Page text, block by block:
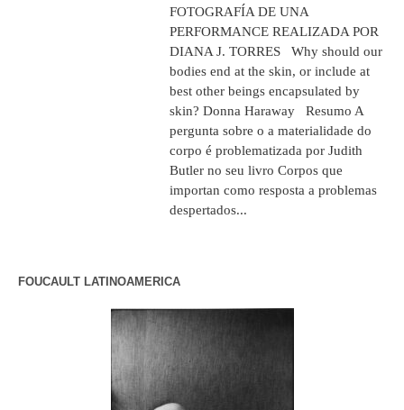
FOTOGRAFÍA DE UNA
PERFORMANCE REALIZADA POR
DIANA J. TORRES Why should our
bodies end at the skin, or include at
best other beings encapsulated by
skin? Donna Haraway Resumo A
pergunta sobre o a materialidade do
corpo é problematizada por Judith
Butler no seu livro Corpos que
importan como resposta a problemas
despertados...
FOUCAULT LATINOAMERICA